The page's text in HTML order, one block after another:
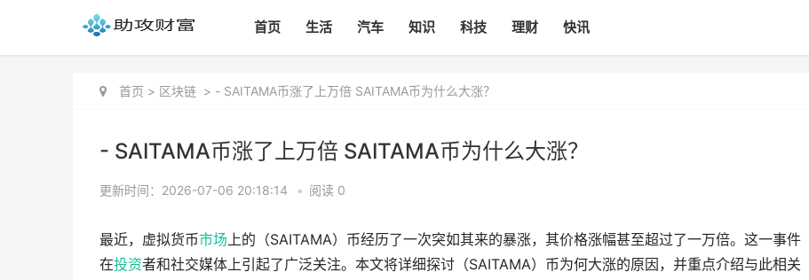
首页 生活 汽车 知识 科技 理财 快讯
首页 > 区块链 > - SAITAMA币涨了上万倍 SAITAMA币为什么大涨？
- SAITAMA币涨了上万倍 SAITAMA币为什么大涨？
更新时间：2026-07-06 20:18:14 • 阅读 0
最近，虚拟货币市场上的（SAITAMA）币经历了一次突如其来的暴涨，其价格涨幅甚至超过了一万倍。这一事件
在投资者和社交媒体上引起了广泛关注。本文将详细探讨（SAITAMA）币为何大涨的原因，并重点介绍与此相关